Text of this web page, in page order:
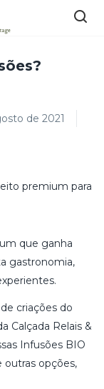
de 2021
que ganha
gastronomia,
criações do
Calçada Relais &
Infusões BIO
opções,